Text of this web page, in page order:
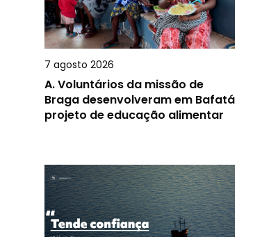
7 agosto 2026
A.Voluntários da missão de
Braga desenvolveram em Bafatá
projeto de educação alimentar